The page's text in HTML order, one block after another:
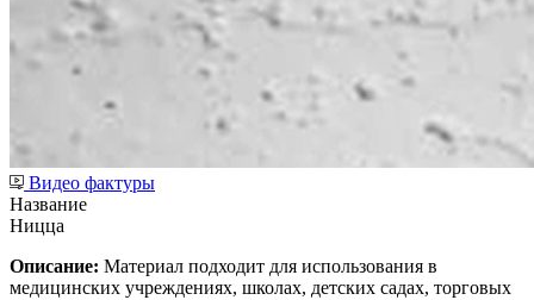
Видео фактуры
Название
Ницца
Описание: Материал подходит для использования в
медицинских учреждениях, школах, детских садах, торговых